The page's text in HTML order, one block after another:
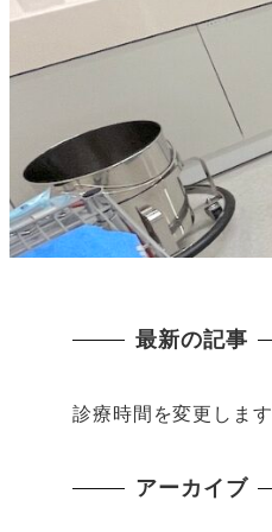
最新の記事
診療時間を変更します
アーカイブ